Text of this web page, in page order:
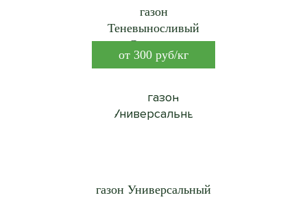
газон
Теневыносливый
Стандарт
от 300 руб/кг
газон Универсальный